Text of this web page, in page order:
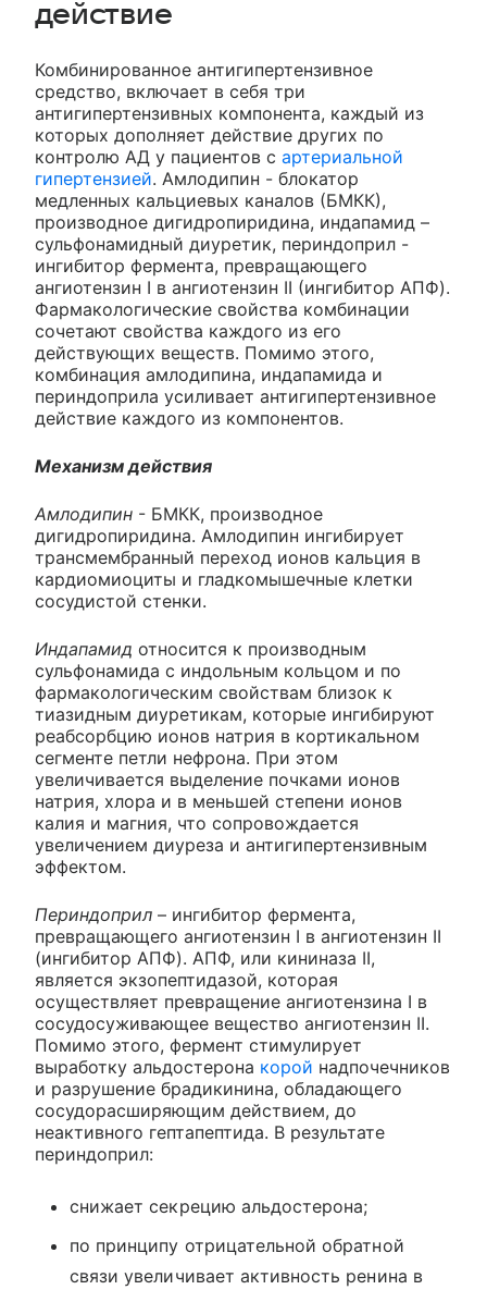
действие
Комбинированное антигипертензивное
средство, включает в себя три
антигипертензивных компонента, каждый из
которых дополняет действие других по
контролю АД у пациентов с артериальной
гипертензией. Амлодипин - блокатор
медленных кальциевых каналов (БМКК),
производное дигидропиридина, индапамид –
сульфонамидный диуретик, периндоприл -
ингибитор фермента, превращающего
ангиотензин I в ангиотензин II (ингибитор АПФ).
Фармакологические свойства комбинации
сочетают свойства каждого из его
действующих веществ. Помимо этого,
комбинация амлодипина, индапамида и
периндоприла усиливает антигипертензивное
действие каждого из компонентов.
Механизм действия
Амлодипин - БМКК, производное
дигидропиридина. Амлодипин ингибирует
трансмембранный переход ионов кальция в
кардиомиоциты и гладкомышечные клетки
сосудистой стенки.
Индапамид относится к производным
сульфонамида с индольным кольцом и по
фармакологическим свойствам близок к
тиазидным диуретикам, которые ингибируют
реабсорбцию ионов натрия в кортикальном
сегменте петли нефрона. При этом
увеличивается выделение почками ионов
натрия, хлора и в меньшей степени ионов
калия и магния, что сопровождается
увеличением диуреза и антигипертензивным
эффектом.
Периндоприл – ингибитор фермента,
превращающего ангиотензин I в ангиотензин II
(ингибитор АПФ). АПФ, или кининаза II,
является экзопептидазой, которая
осуществляет превращение ангиотензина I в
сосудосуживающее вещество ангиотензин II.
Помимо этого, фермент стимулирует
выработку альдостерона корой надпочечников
и разрушение брадикинина, обладающего
сосудорасширяющим действием, до
неактивного гептапептида. В результате
периндоприл:
снижает секрецию альдостерона;
по принципу отрицательной обратной
связи увеличивает активность ренина в